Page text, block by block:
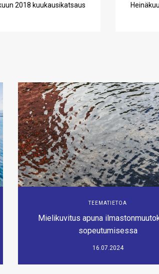
2018 kuukausikatsaus
TEEMATIETOA
Mielikuvitus apuna
sopeutumisessa
16.07.2024